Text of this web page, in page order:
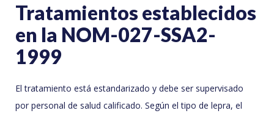
Tratamientos establecidos
en la NOM-027-SSA2-
1999
El tratamiento está estandarizado y debe ser supervisado
por personal de salud calificado. Según el tipo de lepra, el